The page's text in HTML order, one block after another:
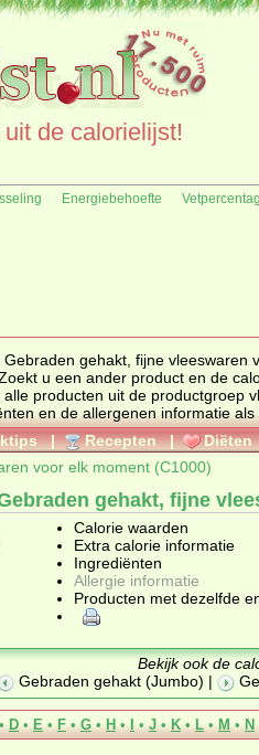
de calorielijst!
Energiebehoefte
gehakt, fijne vleeswaren
productgroep vlees(waren), vis, kip en ei. Zoekt u een
overzicht of bekijk alle producten uit de productgroep
en de allergenen informatie als
| Recepten | Diëten
voor elk moment (C1000)
gehakt, fijne
Calorie waarden
Extra calorie informatie
Ingrediënten
Allergie informatie
Producten met dezelfde
Bekijk ook de
Gebraden gehakt (Jumbo) |
• D • E • F • G • H • I • J • K • L • M • N